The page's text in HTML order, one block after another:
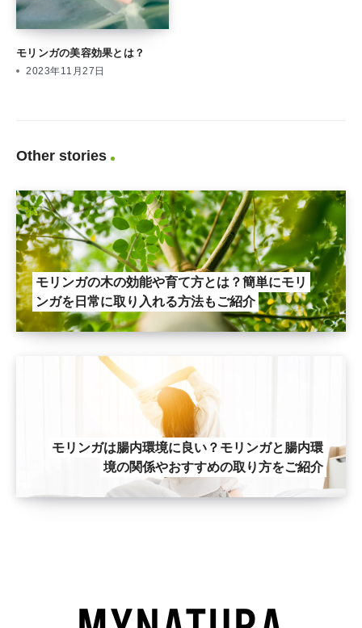
モリンガの美容効果とは？
2023年11月27日
Other stories
モリンガの木の効能や育て方とは？簡単にモリ
ンガを日常に取り入れる方法もご紹介
モリンガは腸内環境に良い？モリンガと腸内環
境の関係やおすすめの取り方をご紹介